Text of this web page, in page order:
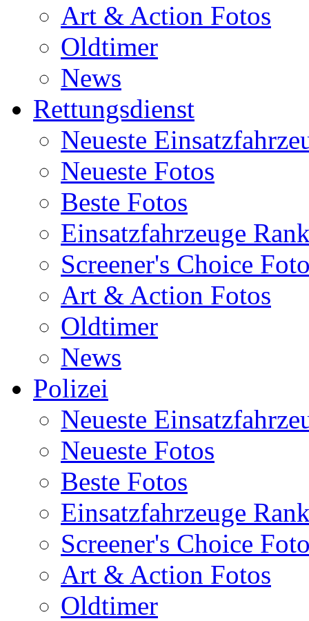
Art & Action Fotos
Oldtimer
News
Rettungsdienst
Neueste
Neueste Fotos
Beste Fotos
Einsatzfahrzeuge
Screener's Choice
Art & Action Fotos
Oldtimer
News
Polizei
Neueste
Neueste Fotos
Beste Fotos
Einsatzfahrzeuge
Screener's Choice
Art & Action Fotos
Oldtimer